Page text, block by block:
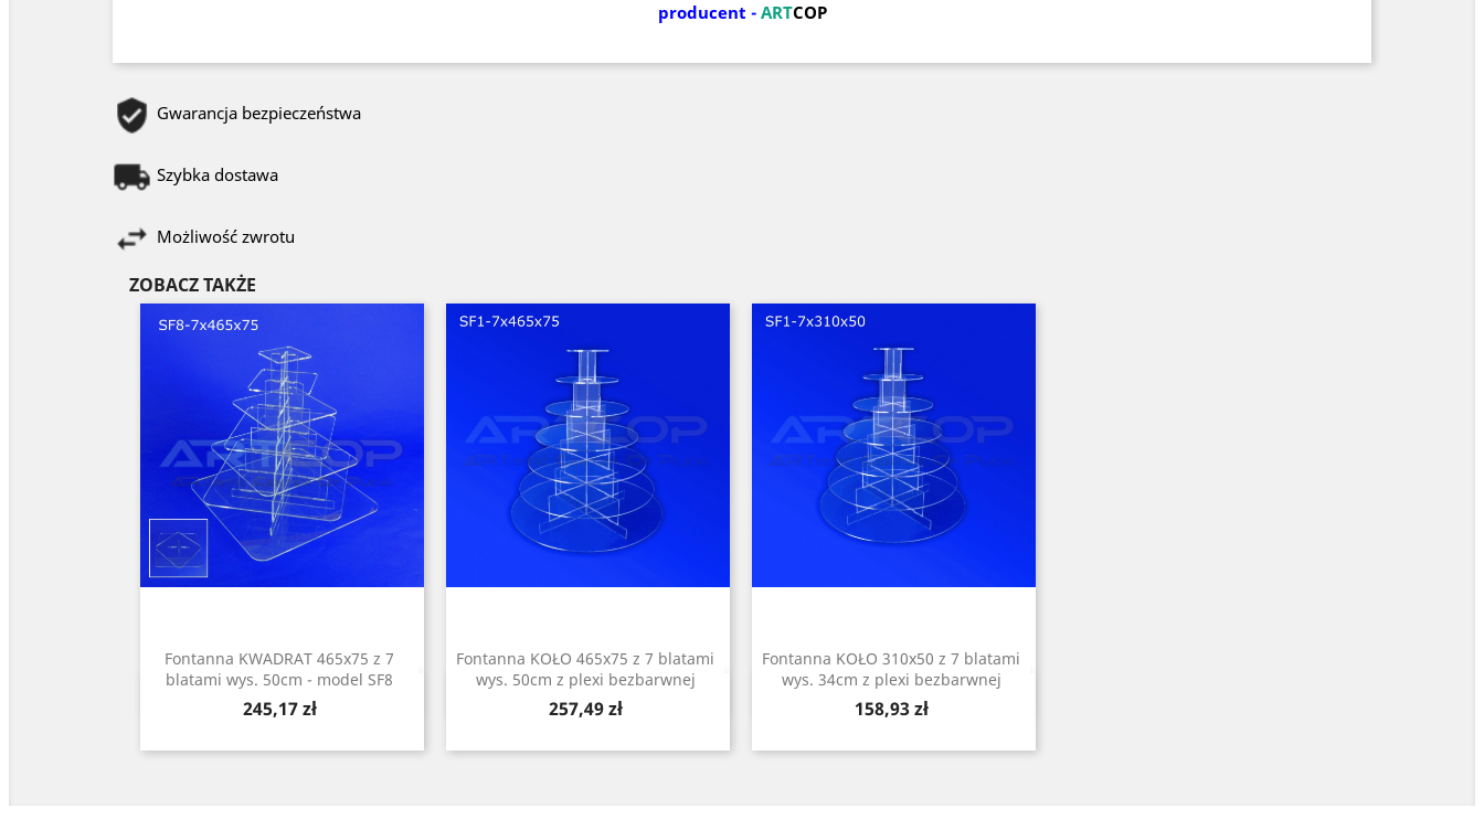
producent - ARTCOP
Gwarancja bezpieczeństwa
Szybka dostawa
Możliwość zwrotu
ZOBACZ TAKŻE
Fontanna KWADRAT 465x75 z 7
blatami wys. 50cm - model SF8
Cena
245,17 zł
Szybki podgląd
Fontanna KOŁO 465x75 z 7 blatami
wys. 50cm z plexi bezbarwnej
Cena
257,49 zł
Szybki podgląd
Fontanna KOŁO 310x50 z 7 blatami
wys. 34cm z plexi bezbarwnej
Cena
158,93 zł
Szybki podgląd